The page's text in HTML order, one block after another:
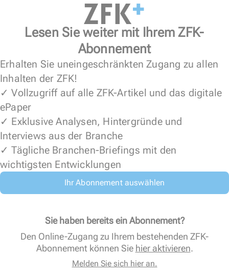
Lesen Sie weiter mit Ihrem ZFK-
Abonnement
Erhalten Sie uneingeschränkten Zugang zu allen
Inhalten der ZFK!
✓ Vollzugriff auf alle ZFK-Artikel und das digitale
ePaper
✓ Exklusive Analysen, Hintergründe und
Interviews aus der Branche
✓ Tägliche Branchen-Briefings mit den
wichtigsten Entwicklungen
Ihr Abonnement auswählen
Sie haben bereits ein Abonnement?
Den Online-Zugang zu Ihrem bestehenden ZFK-
Abonnement können Sie hier aktivieren.
Melden Sie sich hier an.